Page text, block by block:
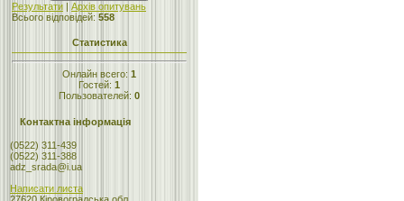
Результати | Архів опитувань
Всього відповідей: 558
Статистика
Онлайн всего: 1
Гостей: 1
Пользователей: 0
Контактна інформація
(0522) 311-439
(0522) 311-388
adz_srada@i.ua
Написати листа